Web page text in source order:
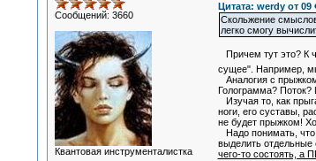
Сообщений: 3660
Квантовая инструменталистка
Цитата: werdy от
Скольжение
легко смогу
Причем тут это? К
сущее". Например,
Аналогия с
Голограмма? Поток?
Изучая то, как
ноги, его суставы,
не будет прыжком!
Надо понимать, что
выделить отдельные
чего-то состоять, а